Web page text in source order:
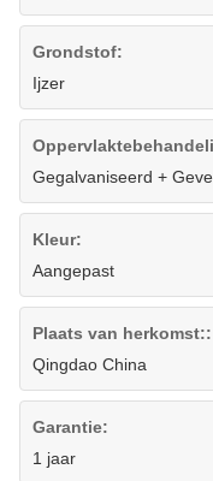
Grondstof:
Ijzer
Gegalvaniseerd +
Kleur:
Aangepast
Plaats van herkomst::
Qingdao China
Garantie:
1 jaar